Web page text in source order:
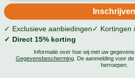
✓ Exclusieve aanbiedingen✓ Kortingen
✓ Direct 15% korting
Informatie over hoe wij met uw
Gegevensbescherming. De aanmelding voor
herroepen.